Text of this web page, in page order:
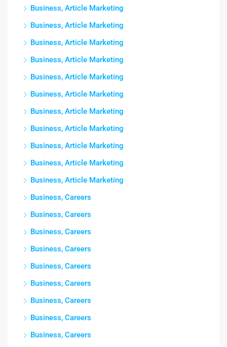
Business, Article Marketing
Business, Article Marketing
Business, Article Marketing
Business, Article Marketing
Business, Article Marketing
Business, Article Marketing
Business, Article Marketing
Business, Article Marketing
Business, Article Marketing
Business, Article Marketing
Business, Article Marketing
Business, Careers
Business, Careers
Business, Careers
Business, Careers
Business, Careers
Business, Careers
Business, Careers
Business, Careers
Business, Careers